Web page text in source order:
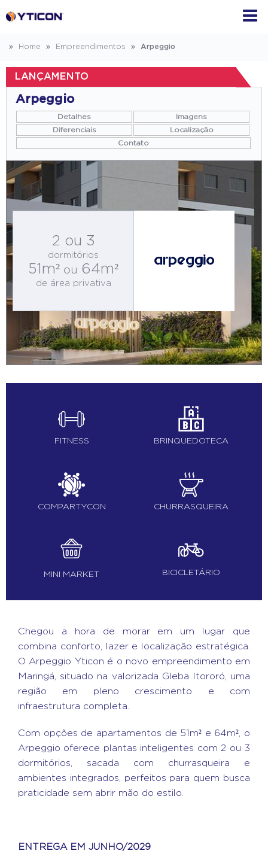
Home Empreendimentos Arpeggio
LANÇAMENTO
Arpeggio
Detalhes
Imagens
Diferenciais
Localização
Contato
2 ou 3
dormitórios
51m² ou 64m²
de área privativa
FITNESS BRINQUEDOTECA
COMPARTYCON CHURRASQUEIRA
MINI MARKET BICICLETÁRIO
Chegou a hora de morar em um lugar que
combina conforto, lazer e localização estratégica.
O Arpeggio Yticon é o novo empreendimento em
Maringá, situado na valorizada Gleba Itororó, uma
região em pleno crescimento e com
infraestrutura completa.
Com opções de apartamentos de 51m² e 64m², o
Arpeggio oferece plantas inteligentes com 2 ou 3
dormitórios, sacada com churrasqueira e
ambientes integrados, perfeitos para quem busca
praticidade sem abrir mão do estilo.
ENTREGA EM JUNHO/2029